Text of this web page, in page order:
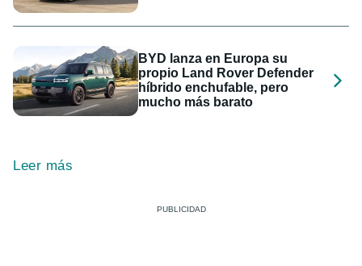
BYD lanza en Europa su
propio Land Rover Defender
híbrido enchufable, pero
mucho más barato
Leer más